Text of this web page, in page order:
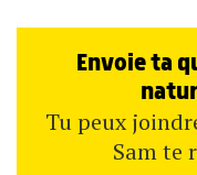
Envoie ta
Tu peux
Sam te